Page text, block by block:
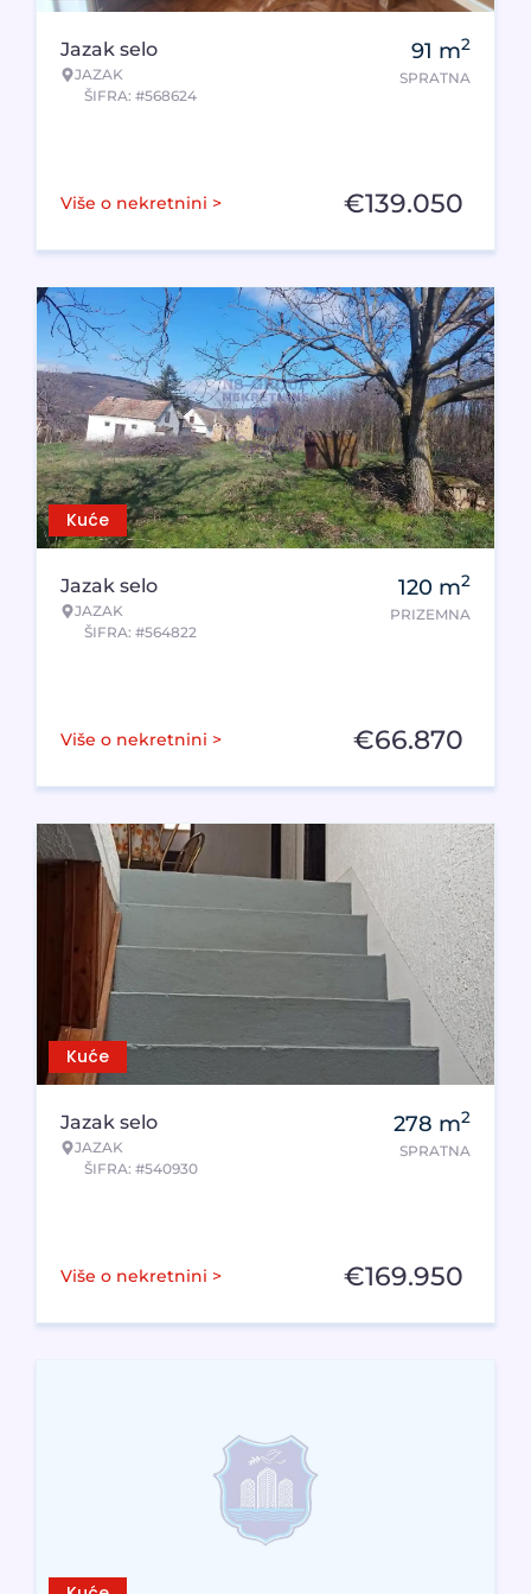
Jazak selo
JAZAK
ŠIFRA: #568624
91 m2
SPRATNA
Više o nekretnini > €139.050
Kuće
Jazak selo
JAZAK
ŠIFRA: #564822
120 m2
PRIZEMNA
Više o nekretnini > €66.870
Kuće
Jazak selo
JAZAK
ŠIFRA: #540930
278 m2
SPRATNA
Više o nekretnini > €169.950